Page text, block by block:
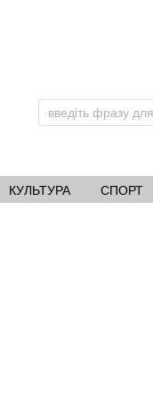
КУЛЬТУРА СПОРТ